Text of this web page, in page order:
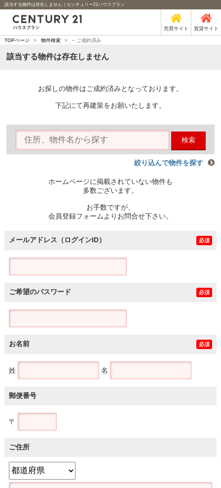
該当する物件は存在しません｜センチュリー21ハウスプラン
売買サイト 賃貸サイト
TOPページ > 物件検索 > - ご成約済み
該当する物件は存在しません
お探しの物件はご成約済みとなっております。
下記にて再建策をお願いたします。
検索
絞り込んで物件を探す
ホームページに掲載されていない物件も
多数ございます。
お手数ですが、
会員登録フォームよりお問合せ下さい。
メールアドレス（ログインID） 必須
ご希望のパスワード 必須
お名前 必須
姓 名
郵便番号
〒
ご住所